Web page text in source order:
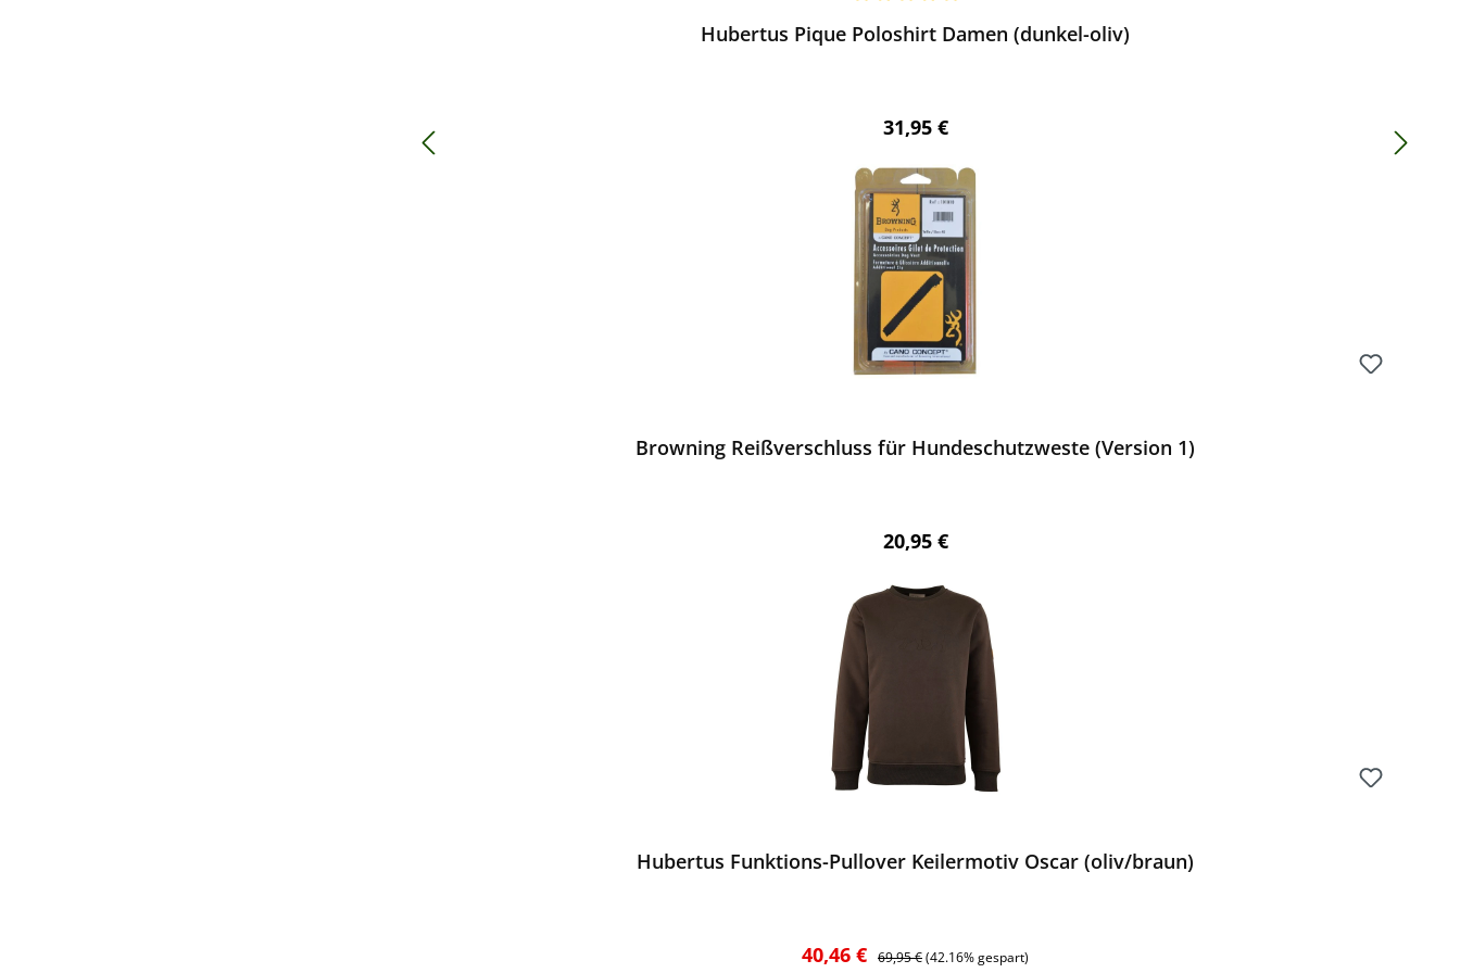
Hubertus Pique Poloshirt Damen (dunkel-oliv)
Regulärer Preis:
31,95 €
Browning Reißverschluss für Hundeschutzweste (Version 1)
Regulärer Preis:
20,95 €
Hubertus Funktions-Pullover Keilermotiv Oscar (oliv/braun)
Verkaufspreis:
40,46 € Regulärer Preis:
69,95 €(42.16% gespart)